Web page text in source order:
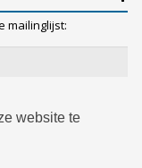
website te
mailinglijst: